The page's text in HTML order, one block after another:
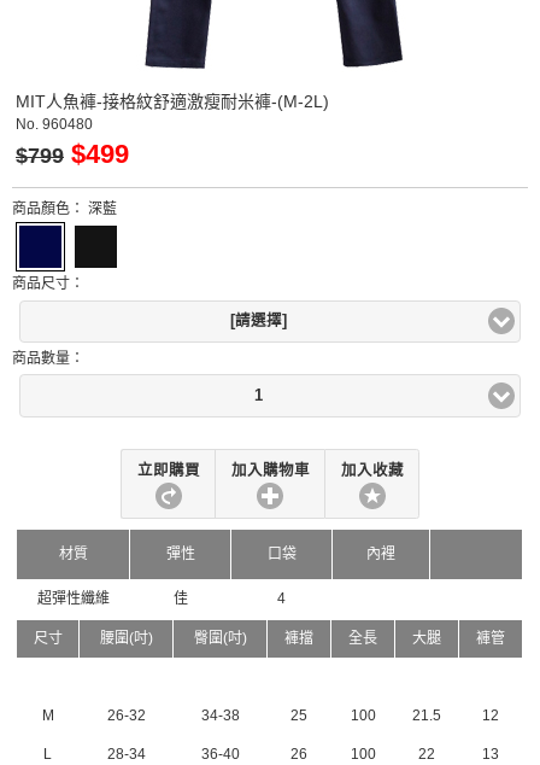
MIT人魚褲-接格紋舒適激瘦耐米褲-(M-2L)
No. 960480
$799 $499
商品顏色： 深藍
商品尺寸：
[請選擇]
商品數量：
1
立即購買 加入購物車 加入收藏
材質 彈性 口袋 內裡
超彈性纖維 佳 4
尺寸 腰圍(吋) 臀圍(吋) 褲擋 全長 大腿 褲管
M 26-32 34-38 25 100 21.5 12
L 28-34 36-40 26 100 22 13